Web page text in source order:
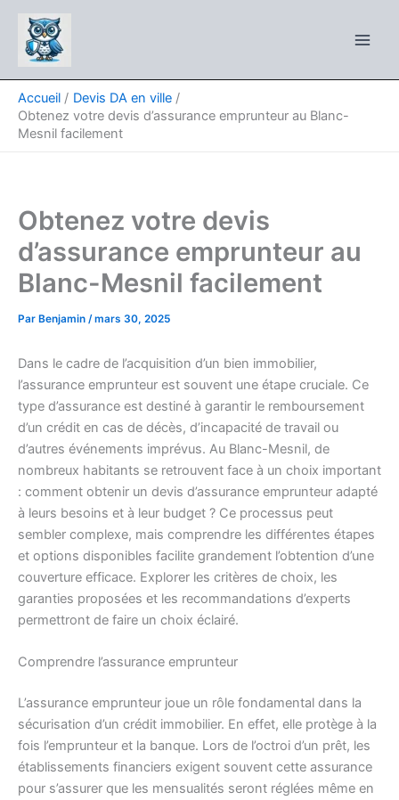
contenu
Accueil
Devis DA en ville
Obtenez votre devis d’assurance emprunteur au Blanc-
Mesnil facilement
Obtenez votre devis
d’assurance emprunteur au
Blanc-Mesnil facilement
Par Benjamin /mars 30, 2025
Dans le cadre de l’acquisition d’un bien immobilier,
l’assurance emprunteur est souvent une étape cruciale. Ce
type d’assurance est destiné à garantir le remboursement
d’un crédit en cas de décès, d’incapacité de travail ou
d’autres événements imprévus. Au Blanc-Mesnil, de
nombreux habitants se retrouvent face à un choix important
: comment obtenir un devis d’assurance emprunteur adapté
à leurs besoins et à leur budget ? Ce processus peut
sembler complexe, mais comprendre les différentes étapes
et options disponibles facilite grandement l’obtention d’une
couverture efficace. Explorer les critères de choix, les
garanties proposées et les recommandations d’experts
permettront de faire un choix éclairé.
Comprendre l’assurance emprunteur
L’assurance emprunteur joue un rôle fondamental dans la
sécurisation d’un crédit immobilier. En effet, elle protège à la
fois l’emprunteur et la banque. Lors de l’octroi d’un prêt, les
établissements financiers exigent souvent cette assurance
pour s’assurer que les mensualités seront réglées même en